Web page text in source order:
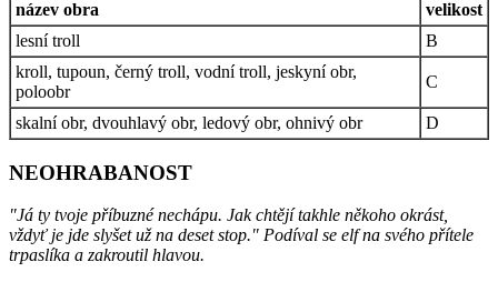
název obra
velikost
lesní troll
B
kroll, tupoun, černý troll, vodní troll, jeskyní obr,
poloobr
C
skalní obr, dvouhlavý obr, ledový obr, ohnivý obr D
NEOHRABANOST
"Já ty tvoje příbuzné nechápu. Jak chtějí takhle někoho okrást,
vždyť je jde slyšet už na deset stop." Podíval se elf na svého přítele
trpaslíka a zakroutil hlavou.